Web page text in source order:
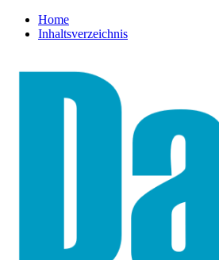
Home
Inhaltsverzeichnis